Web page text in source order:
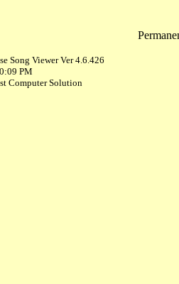
Song Viewer Ver 4.6.426
PM
Computer Solution